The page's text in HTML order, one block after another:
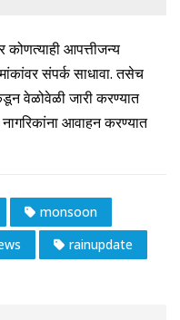
आपत्तीजन्य
संपर्क साधावा. तसेच
वेळोवेळी जारी करण्यात
आवाहन करण्यात
monsoon
rainupdate